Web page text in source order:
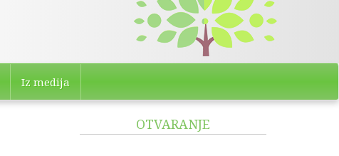
Iz medija
OTVARANJE